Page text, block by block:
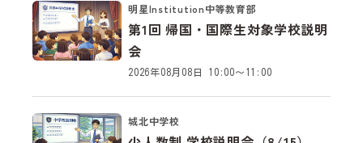
第1回 帰国・国際生対象学校説明
会
明星Institution中等教育部
2026年08月08日 10:00～11:00
城北中学校